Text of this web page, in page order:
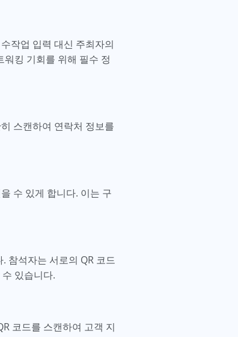
작업 입력 대신 주최자의
킹 기회를 위해 필수 정
스캔하여 연락처 정보를
수 있게 합니다. 이는 구
참석자는 서로의 QR 코드
있습니다.
코드를 스캔하여 고객 지